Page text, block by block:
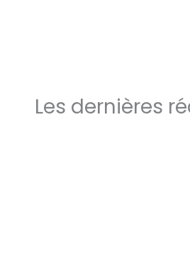
Les dernières